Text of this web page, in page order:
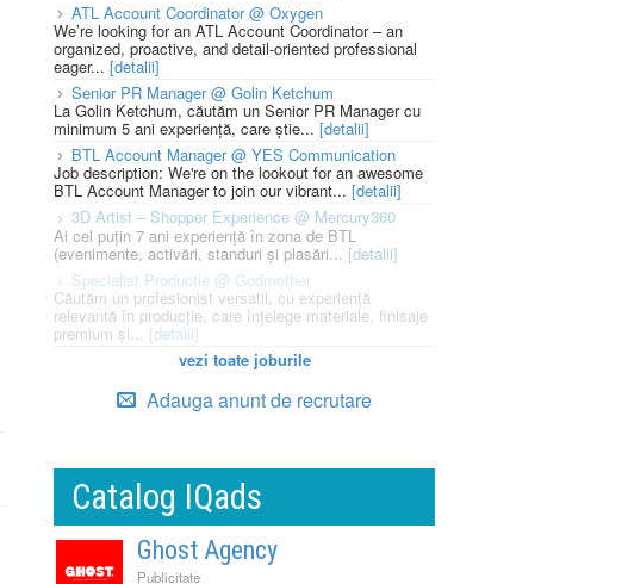
ATL Account Coordinator @ Oxygen
We’re looking for an ATL Account Coordinator – an
organized, proactive, and detail-oriented professional
eager... [detalii]
Senior PR Manager @ Golin Ketchum
La Golin Ketchum, căutăm un Senior PR Manager cu
minimum 5 ani experiență, care știe... [detalii]
BTL Account Manager @ YES Communication
Job description: We're on the lookout for an awesome
BTL Account Manager to join our vibrant... [detalii]
3D Artist – Shopper Experience @ Mercury360
Ai cel puțin 7 ani experiență în zona de BTL
(evenimente, activări, standuri și plasări... [detalii]
Specialist Productie @ Godmother
Căutăm un profesionist versatil, cu experiență
relevantă în producție, care înțelege materiale, finisaje
premium și... [detalii]
vezi toate joburile
Adauga anunt de recrutare
Catalog IQads
Ghost Agency
Publicitate